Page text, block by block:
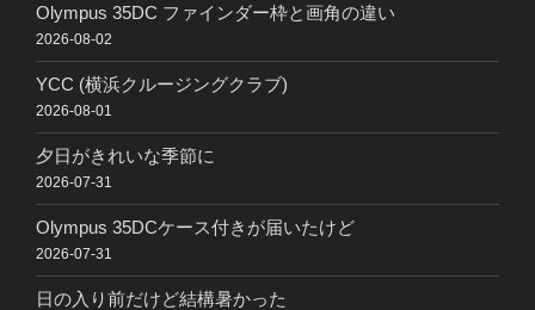
Olympus 35DC ファインダー枠と画角の違い
2026-08-02
YCC (横浜クルージングクラブ)
2026-08-01
夕日がきれいな季節に
2026-07-31
Olympus 35DCケース付きが届いたけど
2026-07-31
日の入り前だけど結構暑かった